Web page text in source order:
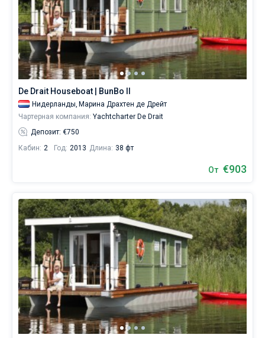
De Drait Houseboat | BunBo II
Нидерланды, Марина Драхтен де Дрейт
Чартерная компания: Yachtcharter De Drait
Депозит: €750
Кабин: 2 Год: 2013 Длина: 38 фт
От €903